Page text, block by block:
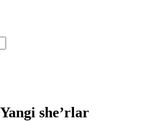
she’rlar